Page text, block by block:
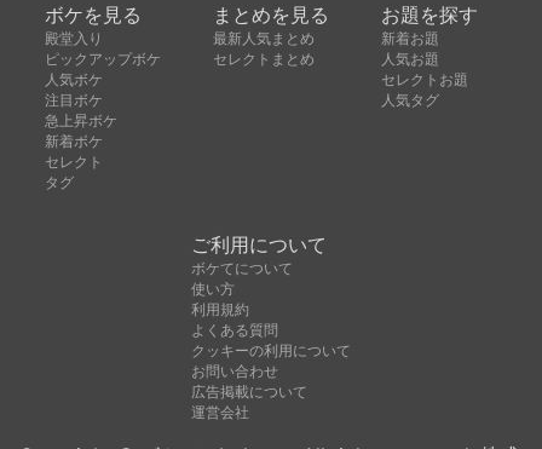
ボケを見る
殿堂入り
ピックアップボケ
人気ボケ
注目ボケ
急上昇ボケ
新着ボケ
セレクト
タグ
まとめを見る
最新人気まとめ
セレクトまとめ
お題を探す
新着お題
人気お題
セレクトお題
人気タグ
ご利用について
ボケてについて
使い方
利用規約
よくある質問
クッキーの利用について
お問い合わせ
広告掲載について
運営会社